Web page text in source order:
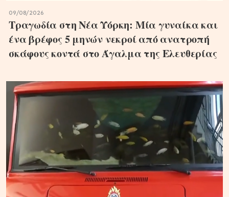
09/08/2026
Τραγωδία στη Νέα Υόρκη: Μία γυναίκα και
ένα βρέφος 5 μηνών νεκροί από ανατροπή
σκάφους κοντά στο Άγαλμα της Ελευθερίας